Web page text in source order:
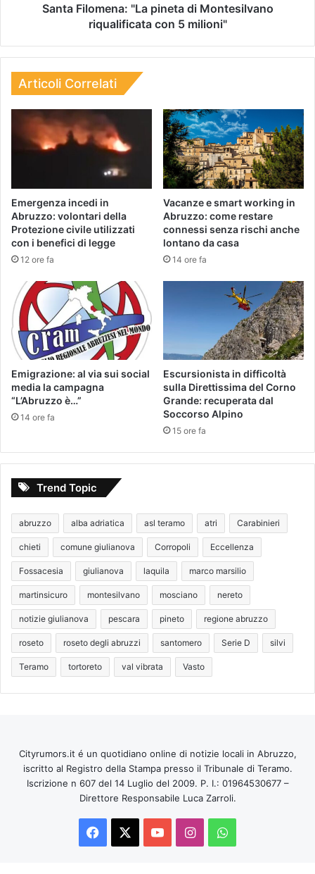
Santa Filomena: "La pineta di Montesilvano
riqualificata con 5 milioni"
Articoli Correlati
Emergenza incedi in
Abruzzo: volontari della
Protezione civile utilizzati
con i benefici di legge
12 ore fa
Vacanze e smart working in
Abruzzo: come restare
connessi senza rischi anche
lontano da casa
14 ore fa
Emigrazione: al via sui social
media la campagna
“L’Abruzzo è…”
14 ore fa
Escursionista in difficoltà
sulla Direttissima del Corno
Grande: recuperata dal
Soccorso Alpino
15 ore fa
Trend Topic
abruzzo alba adriatica asl teramo atri Carabinieri
chieti comune giulianova Corropoli Eccellenza
Fossacesia giulianova laquila marco marsilio
martinsicuro montesilvano mosciano nereto
notizie giulianova pescara pineto regione abruzzo
roseto roseto degli abruzzi santomero Serie D silvi
Teramo tortoreto val vibrata Vasto
Cityrumors.it é un quotidiano online di notizie locali in Abruzzo,
iscritto al Registro della Stampa presso il Tribunale di Teramo.
Iscrizione n 607 del 14 Luglio del 2009. P. I.: 01964530677 –
Direttore Responsabile Luca Zarroli.
Facebook
You InstagramWhatsApp